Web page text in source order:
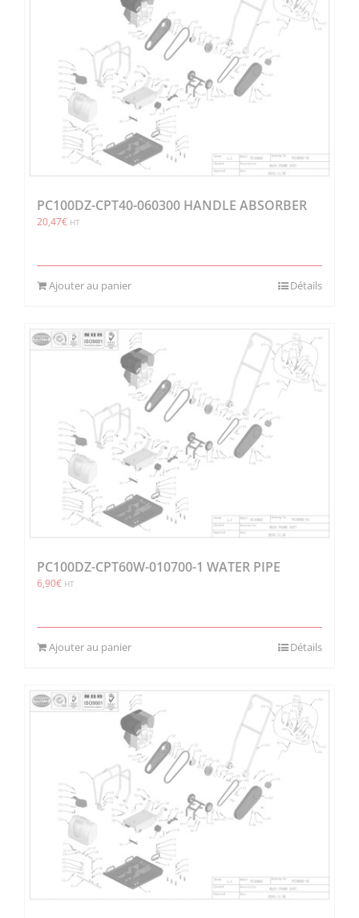
PC100DZ-CPT40-060300 HANDLE ABSORBER
20,47€ HT
Ajouter au panier Détails
PC100DZ-CPT60W-010700-1 WATER PIPE
6,90€ HT
Ajouter au panier Détails